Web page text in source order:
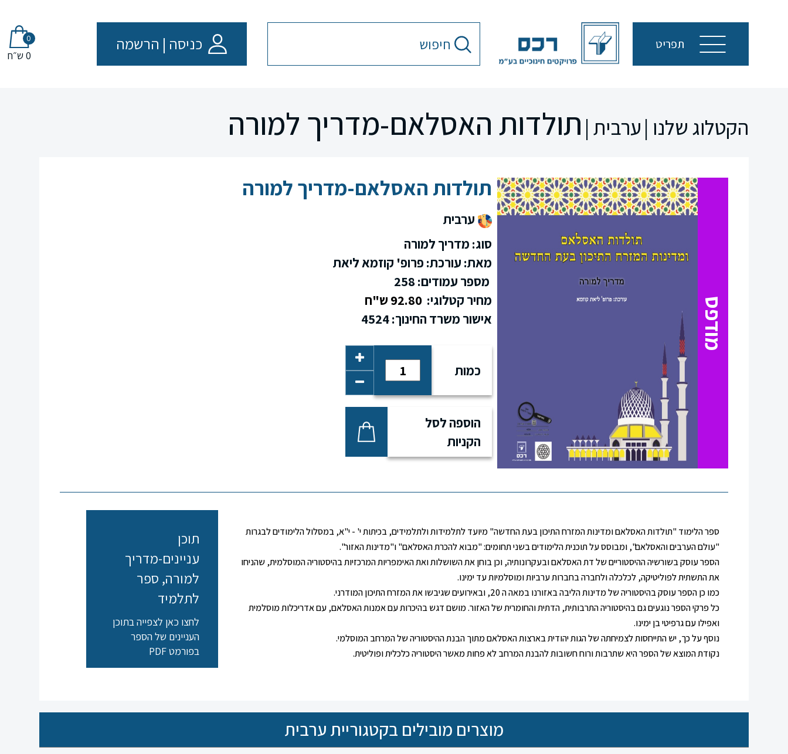
תפריט כניסה | הרשמה 0
0 ש״ח
הקטלוג שלנו |ערבית | תולדות האסלאם-מדריך למורה
מודפס
תולדות האסלאם-מדריך למורה
ערבית
סוג: מדריך למורה
מאת: עורכת: פרופ' קוזמא ליאת
מספר עמודים: 258
מחיר קטלוגי: 92.80 ש"ח
אישור משרד החינוך: 4524
כמות
הוספה לסל
הקניות
ספר הלימוד "תולדות האסלאם ומדינות המזרח התיכון בעת החדשה" מיועד לתלמידות ולתלמידים, בכיתות י' - י"א, במסלול הלימודים לבגרות
"עולם הערבים והאסלאם", ומבוסס על תוכנית הלימודים בשני תחומים: "מבוא להכרת האסלאם" ו"מדינות האזור".
הספר עוסק בשורשיה ההיסטוריים של דת האסלאם ובעקרונותיה, וכן בוחן את השושלות ואת האימפריות המרכזיות בהיסטוריה המוסלמית, שהניחו
את התשתית לפוליטיקה, לכלכלה ולחברה בחברות ערביות ומוסלמיות עד ימינו.
כמו כן הספר עוסק בהיסטוריה של מדינות הליבה באזורנו במאה ה 20, ובאירועים שגיבשו את המזרח התיכון המודרני.
כל פרקי הספר נוגעים גם בהיסטוריה התרבותית, הדתית והחומרית של האזור. מושם דגש בהיכרות עם אמנות האסלאם, עם אדריכלות מוסלמית
ואפילו עם גרפיטי בן ימינו.
נוסף על כך, יש התייחסות לצמיחתה של הגות יהודית בארצות האסלאם מתוך הבנת ההיסטוריה של המרחב המוסלמי.
נקודת המוצא של הספר היא שתרבות ורוח חשובות להבנת המרחב לא פחות מאשר היסטוריה כלכלית ופוליטית.
תוכן
עניינים-מדריך
למורה, ספר
לתלמיד
לחצו כאן לצפייה בתוכן
העניינים של הספר
בפורמט PDF
מוצרים מובילים בקטגוריית ערבית